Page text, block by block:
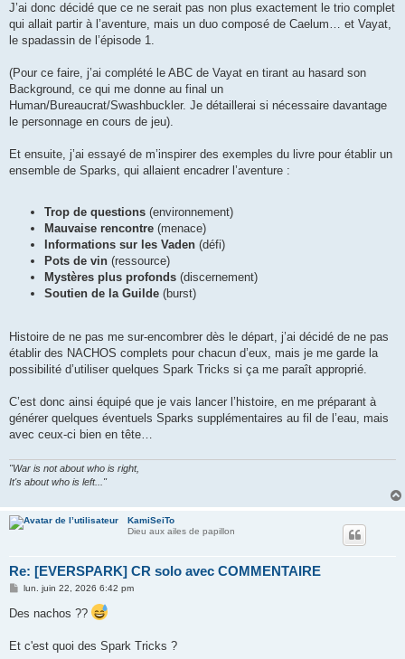
J’ai donc décidé que ce ne serait pas non plus exactement le trio complet
qui allait partir à l’aventure, mais un duo composé de Caelum… et Vayat,
le spadassin de l’épisode 1.
(Pour ce faire, j’ai complété le ABC de Vayat en tirant au hasard son
Background, ce qui me donne au final un
Human/Bureaucrat/Swashbuckler. Je détaillerai si nécessaire davantage
le personnage en cours de jeu).
Et ensuite, j’ai essayé de m’inspirer des exemples du livre pour établir un
ensemble de Sparks, qui allaient encadrer l’aventure :
Trop de questions (environnement)
Mauvaise rencontre (menace)
Informations sur les Vaden (défi)
Pots de vin (ressource)
Mystères plus profonds (discernement)
Soutien de la Guilde (burst)
Histoire de ne pas me sur-encombrer dès le départ, j’ai décidé de ne pas
établir des NACHOS complets pour chacun d’eux, mais je me garde la
possibilité d’utiliser quelques Spark Tricks si ça me paraît approprié.
C’est donc ainsi équipé que je vais lancer l’histoire, en me préparant à
générer quelques éventuels Sparks supplémentaires au fil de l’eau, mais
avec ceux-ci bien en tête…
"War is not about who is right,
It's about who is left..."
KamiSeiTo
Dieu aux ailes de papillon
Re: [EVERSPARK] CR solo avec COMMENTAIRE
M
s
s
g
e
lun. juin 22, 2026 6:42 pm
Des nachos ??
Et c'est quoi des Spark Tricks ?